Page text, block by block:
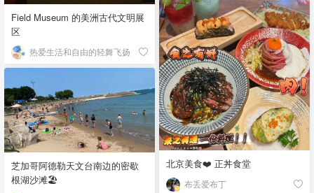
Field Museum 的美洲古代文明展
区
热爱生活和自由的轻舞飞扬
北京美食❤️ 正丼食堂
布丢爱布丁
芝加哥阿德勒天文台南边的密歇
根湖沙滩🏖️